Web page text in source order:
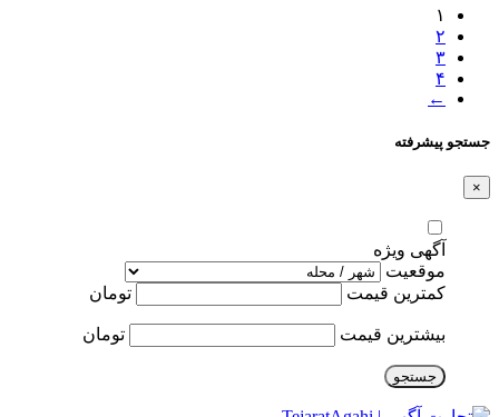
۱
۲
۳
۴
←
جستجو پیشرفته
×
آگهی ویژه
موقعیت
کمترین قیمت
تومان
بیشترین قیمت تومان
جستجو